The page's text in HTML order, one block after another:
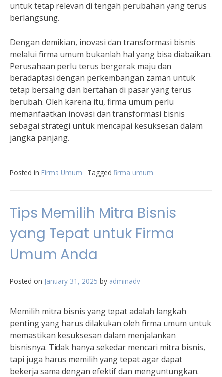
untuk tetap relevan di tengah perubahan yang terus
berlangsung.
Dengan demikian, inovasi dan transformasi bisnis
melalui firma umum bukanlah hal yang bisa diabaikan.
Perusahaan perlu terus bergerak maju dan
beradaptasi dengan perkembangan zaman untuk
tetap bersaing dan bertahan di pasar yang terus
berubah. Oleh karena itu, firma umum perlu
memanfaatkan inovasi dan transformasi bisnis
sebagai strategi untuk mencapai kesuksesan dalam
jangka panjang.
Posted in Firma Umum Tagged firma umum
Tips Memilih Mitra Bisnis
yang Tepat untuk Firma
Umum Anda
Posted on January 31, 2025 by adminadv
Memilih mitra bisnis yang tepat adalah langkah
penting yang harus dilakukan oleh firma umum untuk
memastikan kesuksesan dalam menjalankan
bisnisnya. Tidak hanya sekedar mencari mitra bisnis,
tapi juga harus memilih yang tepat agar dapat
bekerja sama dengan efektif dan menguntungkan.